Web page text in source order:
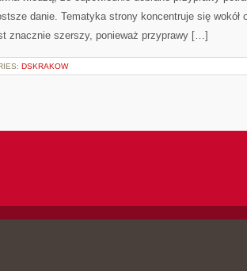
danie. Tematyka strony koncentruje się wokół
znacznie szerszy, ponieważ przyprawy […]
DSKRAKOW